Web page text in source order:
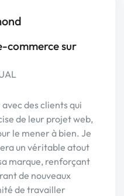
commerce sur
des clients qui
de leur projet web,
le mener à bien. Je
un véritable atout
marque, renforçant
de nouveaux
de travailler